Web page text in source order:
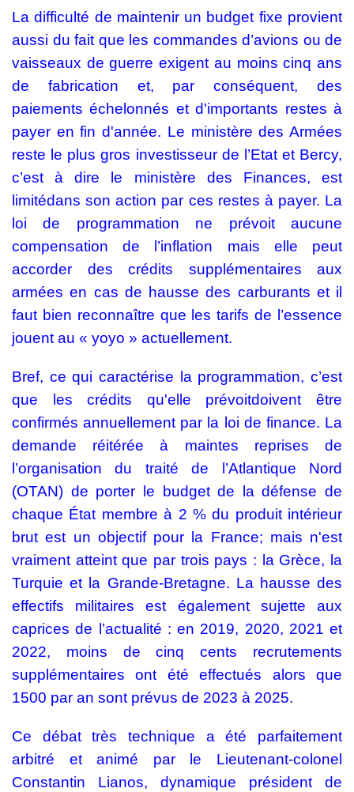
La difficulté de maintenir un budget fixe provient
aussi du fait que les commandes d’avions ou de
vaisseaux de guerre exigent au moins cinq ans
de fabrication et, par conséquent, des
paiements échelonnés et d'importants restes à
payer en fin d'année. Le ministère des Armées
reste le plus gros investisseur de l’Etat et Bercy,
c’est à dire le ministère des Finances, est
limitédans son action par ces restes à payer. La
loi de programmation ne prévoit aucune
compensation de l’inflation mais elle peut
accorder des crédits supplémentaires aux
armées en cas de hausse des carburants et il
faut bien reconnaître que les tarifs de l’essence
jouent au « yoyo » actuellement.
Bref, ce qui caractérise la programmation, c’est
que les crédits qu'elle prévoitdoivent être
confirmés annuellement par la loi de finance. La
demande réitérée à maintes reprises de
l’organisation du traité de l’Atlantique Nord
(OTAN) de porter le budget de la défense de
chaque État membre à 2 % du produit intérieur
brut est un objectif pour la France; mais n'est
vraiment atteintque par trois pays : la Grèce, la
Turquie et la Grande-Bretagne. La hausse des
effectifs militaires est également sujette aux
caprices de l’actualité : en 2019, 2020, 2021 et
2022, moins de cinq cents recrutements
supplémentaires ont été effectués alors que
1500 par an sont prévus de 2023 à 2025.
Ce débat très technique a été parfaitement
arbitré et animé par le Lieutenant-colonel
Constantin Lianos, dynamique président de